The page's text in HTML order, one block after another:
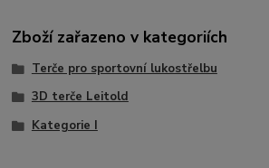
Zboží zařazeno v kategoriích
Terče pro sportovní lukostřelbu
3D terče Leitold
Kategorie I